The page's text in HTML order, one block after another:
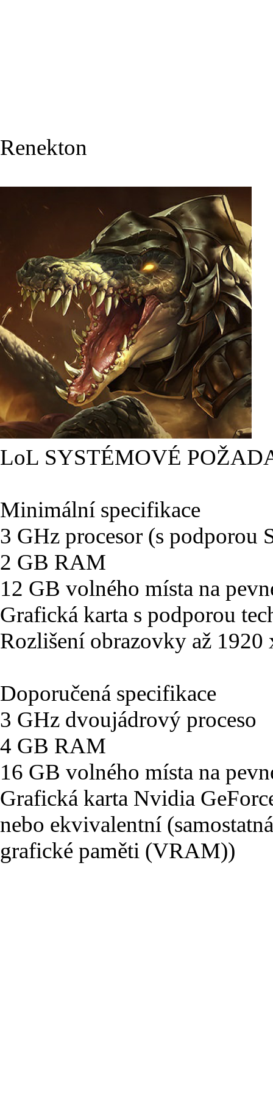
Renekton
LoL SYSTÉMOVÉ
Minimální specifikace
3 GHz procesor (s podporou
2 GB RAM
12 GB volného místa na
Grafická karta s podporou
Rozlišení obrazovky až 1920
Doporučená specifikace
3 GHz dvoujádrový proceso
4 GB RAM
16 GB volného místa na
Grafická karta Nvidia
nebo ekvivalentní
grafické paměti (VRAM))